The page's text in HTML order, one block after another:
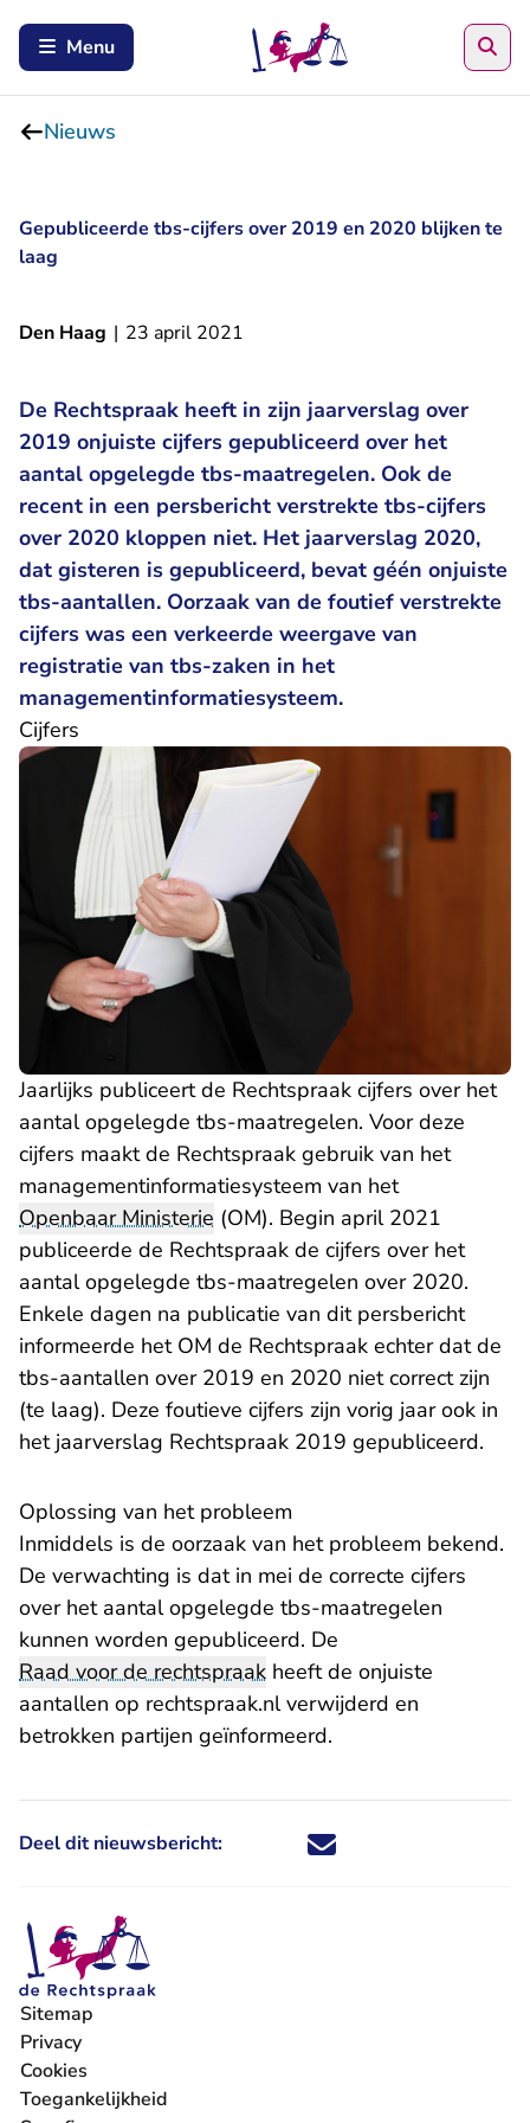
Menu
Nieuws
Gepubliceerde tbs-cijfers over 2019 en 2020 blijken te
laag
Den Haag | 23 april 2021
De Rechtspraak heeft in zijn jaarverslag over
2019 onjuiste cijfers gepubliceerd over het
aantal opgelegde tbs-maatregelen. Ook de
recent in een persbericht verstrekte tbs-cijfers
over 2020 kloppen niet. Het jaarverslag 2020,
dat gisteren is gepubliceerd, bevat géén onjuiste
tbs-aantallen. Oorzaak van de foutief verstrekte
cijfers was een verkeerde weergave van
registratie van tbs-zaken in het
managementinformatiesysteem.
Cijfers
Jaarlijks publiceert de Rechtspraak cijfers over het
aantal opgelegde tbs-maatregelen. Voor deze
cijfers maakt de Rechtspraak gebruik van het
managementinformatiesysteem van het
Openbaar Ministerie (OM). Begin april 2021
publiceerde de Rechtspraak de cijfers over het
aantal opgelegde tbs-maatregelen over 2020.
Enkele dagen na publicatie van dit persbericht
informeerde het OM de Rechtspraak echter dat de
tbs-aantallen over 2019 en 2020 niet correct zijn
(te laag). Deze foutieve cijfers zijn vorig jaar ook in
het jaarverslag Rechtspraak 2019 gepubliceerd.
Oplossing van het probleem
Inmiddels is de oorzaak van het probleem bekend.
De verwachting is dat in mei de correcte cijfers
over het aantal opgelegde tbs-maatregelen
kunnen worden gepubliceerd. De
Raad voor de rechtspraak heeft de onjuiste
aantallen op rechtspraak.nl verwijderd en
betrokken partijen geïnformeerd.
Deel dit nieuwsbericht: Deel dit nieuwsbericht via X -
Deel dit nieuwsbericht via
Deel dit nieuwsbericht
Deel dit
Sitemap
Privacy
Cookies
Toegankelijkheid